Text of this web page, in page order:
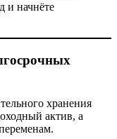
и начнёте
хранения
актив, а